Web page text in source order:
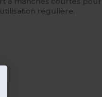
régulière.